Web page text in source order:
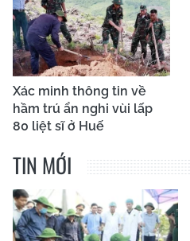
Xác minh thông tin về
hầm trú ẩn nghi vùi lấp
80 liệt sĩ ở Huế
TIN MỚI